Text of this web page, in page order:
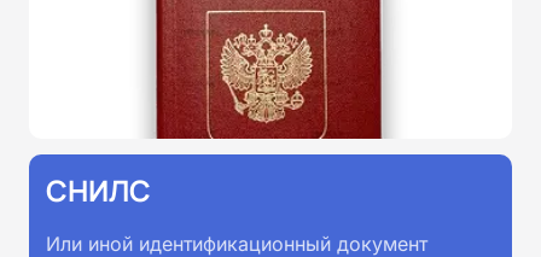
СНИЛС
Или иной идентификационный документ